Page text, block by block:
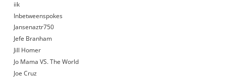
iik
Inbetweenspokes
Jansenaztr750
Jefe Branham
Jill Homer
Jo Mama VS. The World
Joe Cruz